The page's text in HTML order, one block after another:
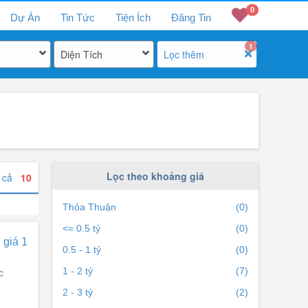
Dự Án Tin Tức Tiện Ích Đăng Tin
0
Diện Tích
1
Lọc thêm
cả 10
giá 1
Lọc theo khoảng giá
Thỏa Thuận
(0)
<= 0.5 tỷ
(0)
0.5 - 1 tỷ
(0)
1 - 2 tỷ
(7)
2 - 3 tỷ
(2)